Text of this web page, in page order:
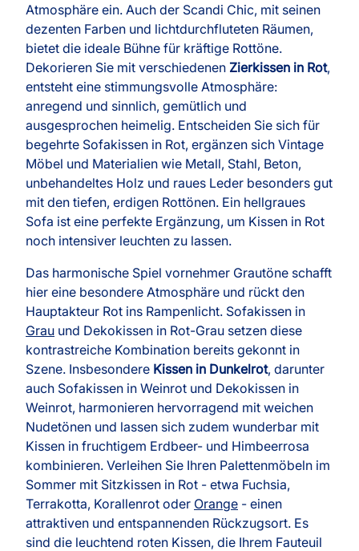
Atmosphäre ein. Auch der Scandi Chic, mit seinen
dezenten Farben und lichtdurchfluteten Räumen,
bietet die ideale Bühne für kräftige Rottöne.
Dekorieren Sie mit verschiedenen Zierkissen in Rot,
entsteht eine stimmungsvolle Atmosphäre:
anregend und sinnlich, gemütlich und
ausgesprochen heimelig. Entscheiden Sie sich für
begehrte Sofakissen in Rot, ergänzen sich Vintage
Möbel und Materialien wie Metall, Stahl, Beton,
unbehandeltes Holz und raues Leder besonders gut
mit den tiefen, erdigen Rottönen. Ein hellgraues
Sofa ist eine perfekte Ergänzung, um Kissen in Rot
noch intensiver leuchten zu lassen.
Das harmonische Spiel vornehmer Grautöne schafft
hier eine besondere Atmosphäre und rückt den
Hauptakteur Rot ins Rampenlicht. Sofakissen in
Grau und Dekokissen in Rot-Grau setzen diese
kontrastreiche Kombination bereits gekonnt in
Szene. Insbesondere Kissen in Dunkelrot, darunter
auch Sofakissen in Weinrot und Dekokissen in
Weinrot, harmonieren hervorragend mit weichen
Nudetönen und lassen sich zudem wunderbar mit
Kissen in fruchtigem Erdbeer- und Himbeerrosa
kombinieren. Verleihen Sie Ihren Palettenmöbeln im
Sommer mit Sitzkissen in Rot - etwa Fuchsia,
Terrakotta, Korallenrot oder Orange - einen
attraktiven und entspannenden Rückzugsort. Es
sind die leuchtend roten Kissen, die Ihrem Fauteuil